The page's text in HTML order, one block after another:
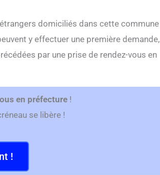
domiciliés dans cette commune
y effectuer une première demande,
par une prise de rendez-vous en
en préfecture !
se libère !
!